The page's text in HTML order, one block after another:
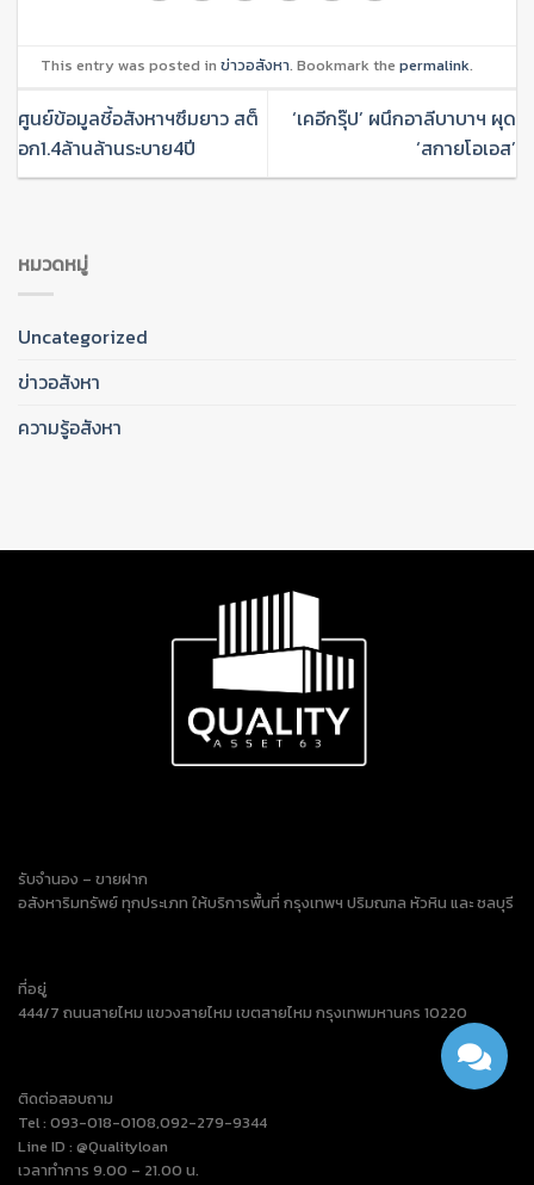
This entry was posted inข่าวอสังหา. Bookmark thepermalink.
ศูนย์ข้อมูลชี้อสังหาฯซึมยาว สต็
อก1.4ล้านล้านระบาย4ปี
‘เคอีกรุ๊ป’ ผนึกอาลีบาบาฯ ผุด
‘สกายโอเอส’
หมวดหมู่
Uncategorized
ข่าวอสังหา
ความรู้อสังหา
รับจำนอง – ขายฝาก
อสังหาริมทรัพย์ ทุกประเภท ให้บริการพื้นที่ กรุงเทพฯ ปริมณฑล หัวหิน และ ชลบุรี
ที่อยู่
444/7 ถนนสายไหม แขวงสายไหม เขตสายไหม กรุงเทพมหานคร 10220
ติดต่อสอบถาม
Tel : 093-018-0108,092-279-9344
Line ID : @Qualityloan
เวลาทำการ 9.00 – 21.00 น.